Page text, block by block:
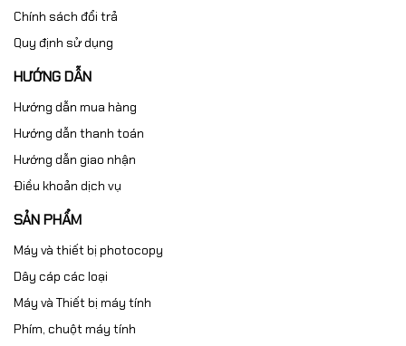
Chính sách đổi trả
Quy định sử dụng
HƯỚNG DẪN
Hướng dẫn mua hàng
Hướng dẫn thanh toán
Hướng dẫn giao nhận
Điều khoản dịch vụ
SẢN PHẨM
Máy và thiết bị photocopy
Dây cáp các loại
Máy và Thiết bị máy tính
Phím, chuột máy tính